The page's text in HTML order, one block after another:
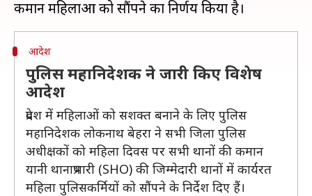
आदेश
पुलिस महानिदेशक ने जारी किए विशेष
आदेश
प्रदेश में महिलाओं को सशक्त बनाने के लिए पुलिस
महानिदेशक लोकनाथ बेहरा ने सभी जिला पुलिस
अधीक्षकों को महिला दिवस पर सभी थानों की कमान
यानी थानाप्रभारी (SHO) की जिम्मेदारी थानों में कार्यरत
महिला पुलिसकर्मियों को सौंपने के निर्देश दिए हैं।